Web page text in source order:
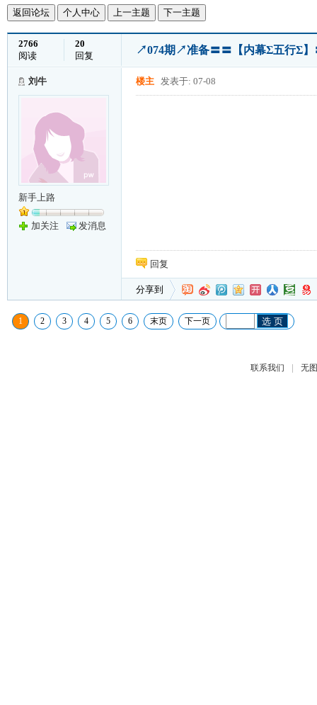
返回论坛 个人中心 上一主题 下一主题
2766
阅读
20
回复
↗074期↗准备〓〓【内幕Σ五行Σ
刘牛
新手上路
加关注 发消息
楼主 发表于: 07-08
回复
分享到
1 2 3 4 5 6 末页 下一页 选 页
联系我们 | 无